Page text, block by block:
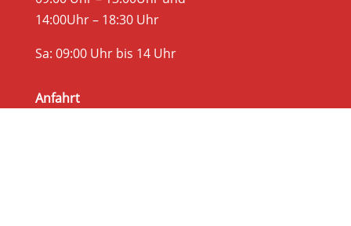
14:00Uhr – 18:30 Uhr
Sa: 09:00 Uhr bis 14 Uhr
Anfahrt